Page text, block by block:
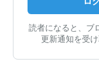
読者になると、ブ
更新通知を受